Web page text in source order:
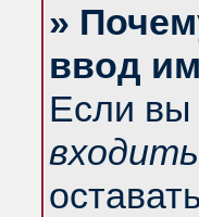
»
ввод
Если вы